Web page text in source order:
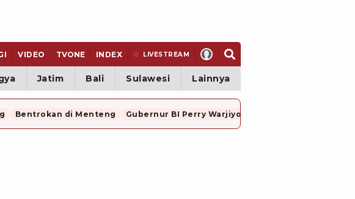
VIDEO TVONE INDEX LIVESTREAM
Jatim Bali Sulawesi Lainnya
Bentrokan di Menteng Gubernur BI Perry Warjiyo Mundur